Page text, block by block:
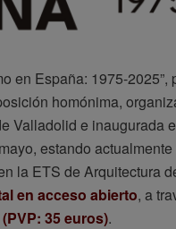
en España: 1975-2025”,
homónima,
Valladolid e inaugurada
estando
la ETS de Arquitectura
en acceso abierto, a
35 euros).